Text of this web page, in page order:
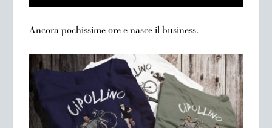
Ancora pochissime ore e nasce il business.